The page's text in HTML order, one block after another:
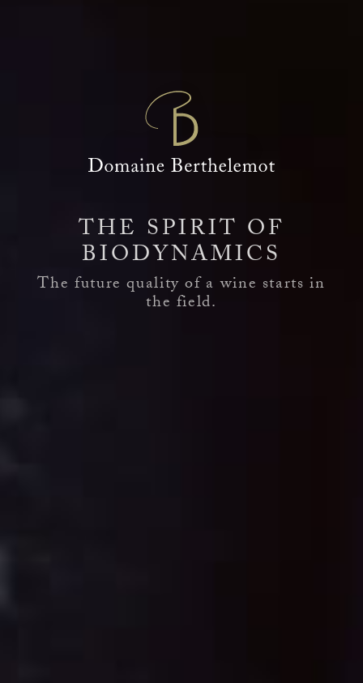
THE SPIRIT OF
BIODYNAMICS
The future quality of a wine starts in
the field.